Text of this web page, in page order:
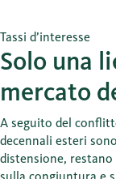
Tassi d’interesse
Solo una
mercato
A seguito del
decennali esteri
distensione,